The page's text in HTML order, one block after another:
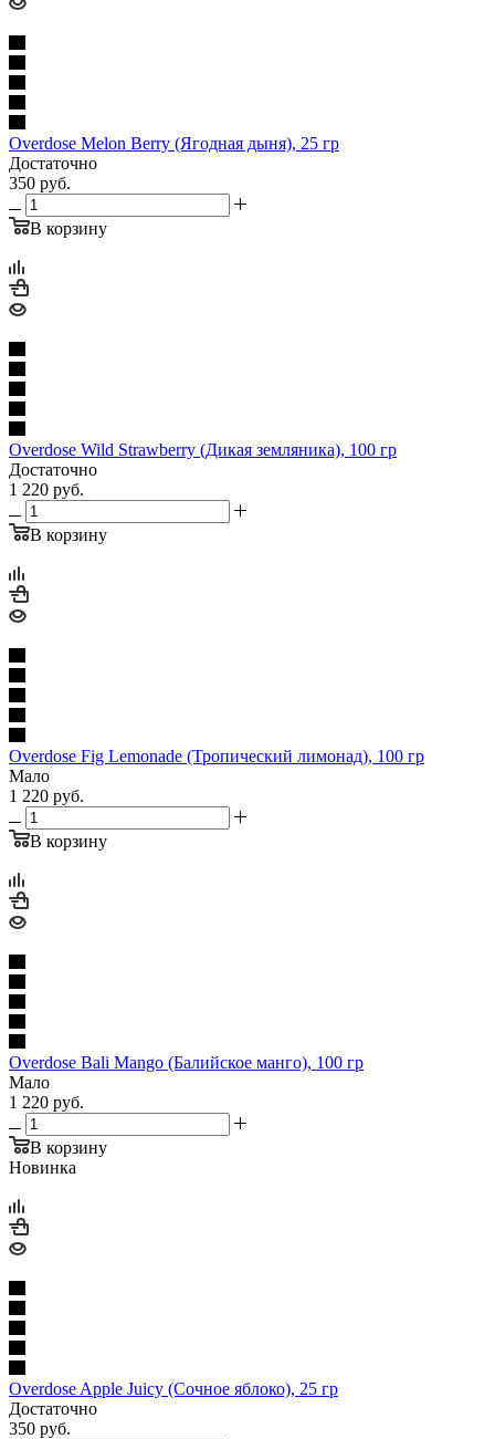
Overdose Melon Berry (Ягодная дыня), 25 гр
Достаточно
350 руб.
В корзину
Overdose Wild Strawberry (Дикая земляника), 100 гр
Достаточно
1 220 руб.
В корзину
Overdose Fig Lemonade (Тропический лимонад), 100 гр
Мало
1 220 руб.
В корзину
Overdose Bali Mango (Балийское манго), 100 гр
Мало
1 220 руб.
В корзину
Новинка
Overdose Apple Juicy (Сочное яблоко), 25 гр
Достаточно
350 руб.